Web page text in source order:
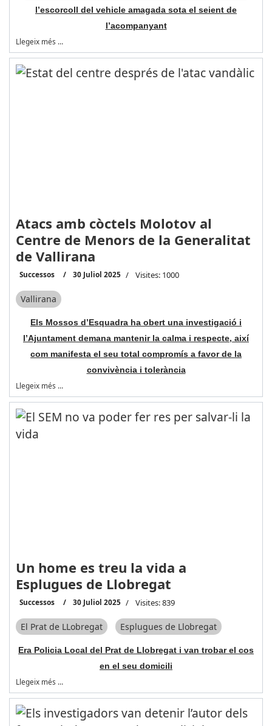
l’escorcoll del vehicle amagada sota el seient de
l’acompanyant
Llegeix més …
Atacs amb còctels Molotov al
Centre de Menors de la Generalitat
de Vallirana
Successos 30 Juliol 2025 Visites: 1000
Vallirana
Els Mossos d’Esquadra ha obert una investigació i
l’Ajuntament demana mantenir la calma i respecte, així
com manifesta el seu total compromís a favor de la
convivència i tolerància
Llegeix més …
Un home es treu la vida a
Esplugues de Llobregat
Successos 30 Juliol 2025 Visites: 839
El Prat de LLobregat Esplugues de Llobregat
Era Policia Local del Prat de Llobregat i van trobar el cos
en el seu domicili
Llegeix més …